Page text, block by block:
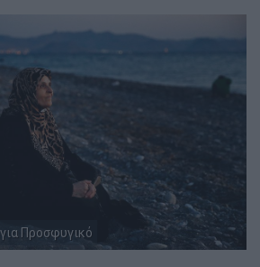
Προσφυγικό